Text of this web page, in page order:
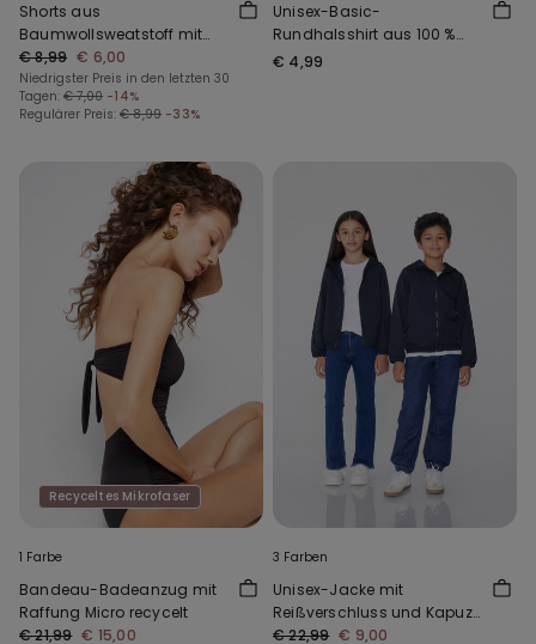
Shorts aus
Baumwollsweatstoff mit
Taschen für Jungen
€ 8,99 € 6,00
Niedrigster Preis in den letzten 30
Tagen: € 7,00 -14%
Regulärer Preis: € 8,99 -33%
Unisex-Basic-
Rundhalsshirt aus 100 %
Baumwolle für Kinder
€ 4,99
Recyceltes Mikrofaser
1 Farbe
Bandeau-Badeanzug mit
Raffung Micro recycelt
€ 21,99 € 15,00
3 Farben
Unisex-Jacke mit
Reißverschluss und Kapuze
aus Funktionsgewebe für
€ 22,99 € 9,00